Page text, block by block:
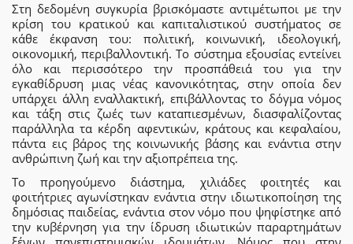
Στη δεδομένη συγκυρία βρισκόμαστε αντιμέτωποι με την
κρίση του κρατικού και καπιταλιστικού συστήματος σε
κάθε έκφανση του: πολιτική, κοινωνική, ιδεολογική,
οικονομική, περιβαλλοντική. Το σύστημα εξουσίας εντείνει
όλο και περισσότερο την προσπάθειά του για την
εγκαθίδρυση μιας νέας κανονικότητας, στην οποία δεν
υπάρχει άλλη εναλλακτική, επιβάλλοντας το δόγμα νόμος
και τάξη στις ζωές των καταπιεσμένων, διασφαλίζοντας
παράλληλα τα κέρδη αφεντικών, κράτους και κεφαλαίου,
πάντα εις βάρος της κοινωνικής βάσης και ενάντια στην
ανθρώπινη ζωή και την αξιοπρέπεια της.
Το προηγούμενο διάστημα, χιλιάδες φοιτητές και
φοιτήτριες αγωνίστηκαν ενάντια στην ιδιωτικοποίηση της
δημόσιας παιδείας, ενάντια στον νόμο που ψηφίστηκε από
την κυβέρνηση για την ίδρυση ιδιωτικών παραρτημάτων